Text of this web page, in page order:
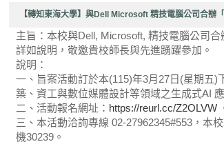
【轉知東海大學】與Dell Microsoft 精技電腦公司合辦
主旨：本校與Dell, Microsoft, 精技電腦公司
詳如說明，敬邀貴校師長與先進踴躍參加。
說明：
一、旨案活動訂於本(115)年3月27日(星期五
築、資工與數位媒體設計等領域之生成式AI
二、活動報名網址： https://reurl.cc/Z2OLVW
三、本活動洽詢專線 02-27962345#553，本
機30239。